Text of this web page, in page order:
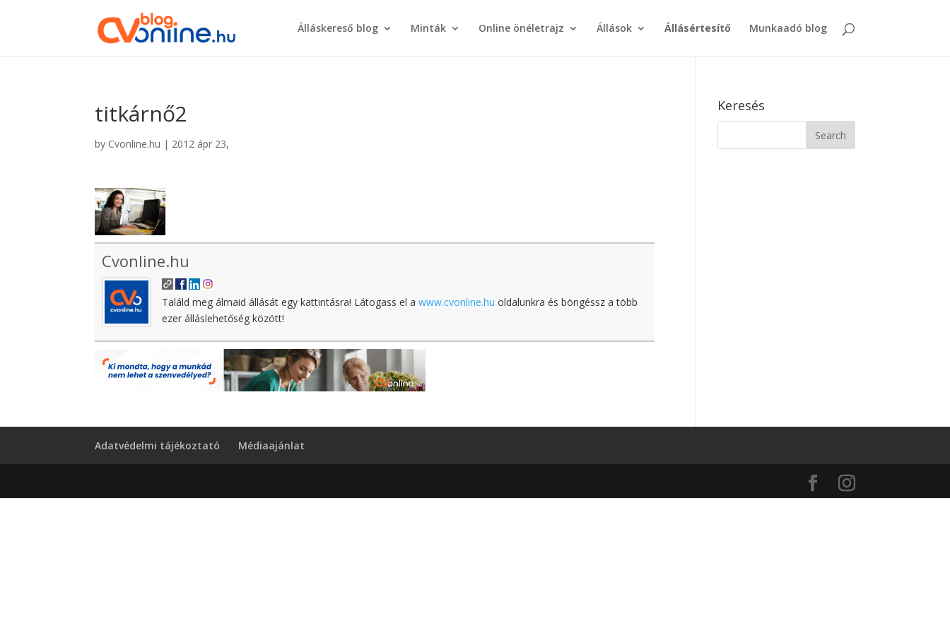
Álláskereső blog Minták Online önéletrajz Állások Állásértesítő Munkaadó blog
titkárnő2
by Cvonline.hu | 2012 ápr 23,
Cvonline.hu
Találd meg álmaid állását egy kattintásra! Látogass el awww.cvonline.hu oldalunkra és böngéssz a több
ezer álláslehetőség között!
Keresés
Adatvédelmi tájékoztató Médiaajánlat